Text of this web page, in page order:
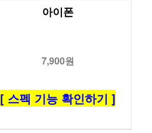
아이폰
7,900원
[ 스펙 기능 확인하기 ]